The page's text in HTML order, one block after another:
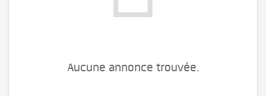
Aucune annonce trouvée.